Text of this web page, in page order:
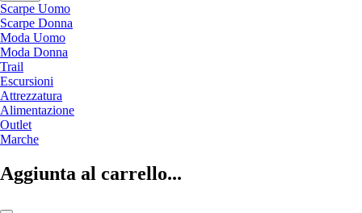
Scarpe Uomo
Scarpe Donna
Moda Uomo
Moda Donna
Trail
Escursioni
Attrezzatura
Alimentazione
Outlet
Marche
Aggiunta al carrello...